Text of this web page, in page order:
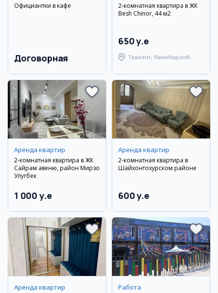
Официантки в кафе
Договорная
2-комнатная квартира в ЖК
Besh Chinor, 44 м2
650 y.e
Ташкент, Яшнабадский
Аренда квартир
2-комнатная квартира в ЖК
Сайрам авеню, район Мирзо
Улугбек
1 000 y.e
Аренда квартир
2-комнатная квартира в
Шайхонтохурском районе
600 y.e
Аренда квартир Работа